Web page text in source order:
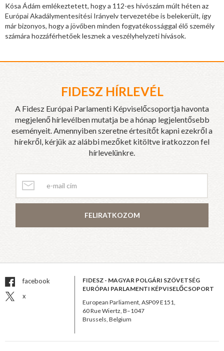
Kósa Ádám emlékeztetett, hogy a 112-es hívószám múlt héten az
Európai Akadálymentesítési Irányelv tervezetébe is belekerült, így
már bizonyos, hogy a jövőben minden fogyatékossággal élő személy
számára hozzáférhetőek lesznek a veszélyhelyzeti hívások.
FIDESZ HÍRLEVÉL
A Fidesz Európai Parlamenti Képviselőcsoportja havonta
megjelenő hírlevélben mutatja be a hónap legjelentősebb
eseményeit. Amennyiben szeretne értesítőt kapni ezekről a
hírekről, kérjük az alábbi mezőket kitöltve iratkozzon fel
hírlevelünkre.
FELIRATKOZOM
facebook
x
FIDESZ - MAGYAR POLGÁRI SZÖVETSÉG
EURÓPAI PARLAMENTI KÉPVISELŐCSOPORT
European Parliament, ASP09 E151,
60 Rue Wiertz, B–1047
Brussels, Belgium